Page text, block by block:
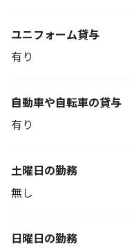
ユニフォーム貸与
有り
自動車や自転車の貸与
有り
土曜日の勤務
無し
日曜日の勤務